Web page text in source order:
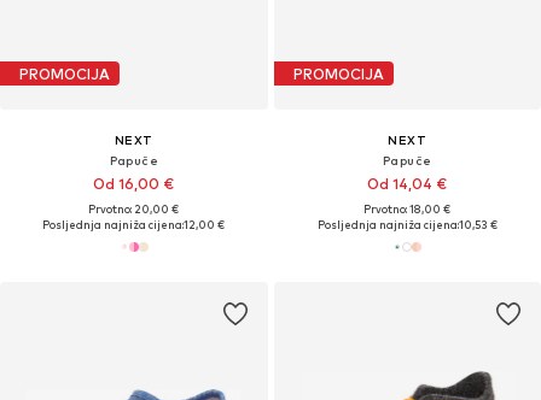
PROMOCIJA
NEXT
Papuče
Od 16,00 €
Prvotno: 20,00 €
Posljednja najniža cijena:12,00 €
PROMOCIJA
NEXT
Papuče
Od 14,04 €
Prvotno: 18,00 €
Posljednja najniža cijena:10,53 €